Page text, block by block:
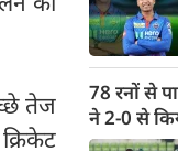
तेज
78 रनों से
ने 2-0 से